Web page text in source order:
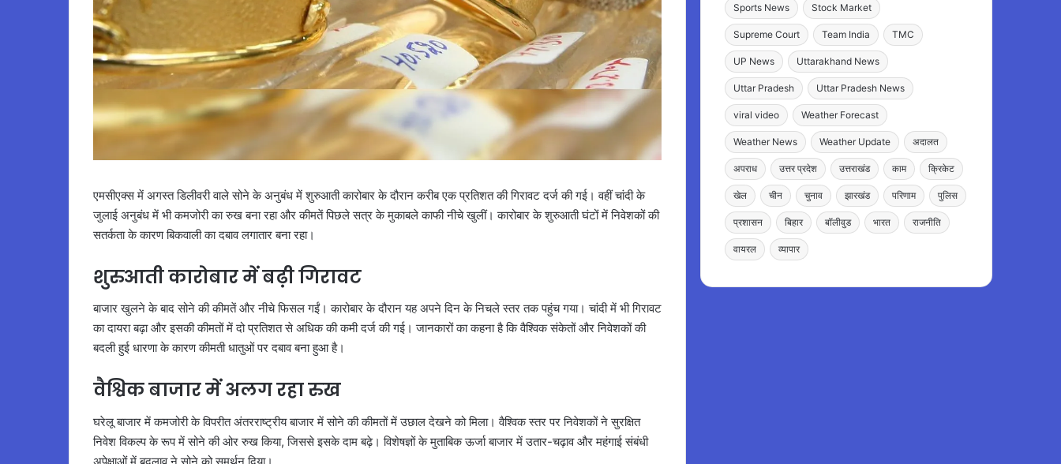
एमसीएक्स में अगस्त डिलीवरी वाले सोने के अनुबंध में शुरुआती कारोबार के दौरान करीब एक प्रतिशत की गिरावट दर्ज की गई। वहीं चांदी के
जुलाई अनुबंध में भी कमजोरी का रुख बना रहा और कीमतें पिछले सत्र के मुकाबले काफी नीचे खुलीं। कारोबार के शुरुआती घंटों में निवेशकों की
सतर्कता के कारण बिकवाली का दबाव लगातार बना रहा।
शुरुआती कारोबार में बढ़ी गिरावट
बाजार खुलने के बाद सोने की कीमतें और नीचे फिसल गईं। कारोबार के दौरान यह अपने दिन के निचले स्तर तक पहुंच गया। चांदी में भी गिरावट
का दायरा बढ़ा और इसकी कीमतों में दो प्रतिशत से अधिक की कमी दर्ज की गई। जानकारों का कहना है कि वैश्विक संकेतों और निवेशकों की
बदली हुई धारणा के कारण कीमती धातुओं पर दबाव बना हुआ है।
वैश्विक बाजार में अलग रहा रुख
घरेलू बाजार में कमजोरी के विपरीत अंतरराष्ट्रीय बाजार में सोने की कीमतों में उछाल देखने को मिला। वैश्विक स्तर पर निवेशकों ने सुरक्षित
निवेश विकल्प के रूप में सोने की ओर रुख किया, जिससे इसके दाम बढ़े। विशेषज्ञों के मुताबिक ऊर्जा बाजार में उतार-चढ़ाव और महंगाई संबंधी
Sports News Stock Market
Supreme Court Team India TMC
UP News Uttarakhand News
Uttar Pradesh Uttar Pradesh News
viral video Weather Forecast
Weather News Weather Update अदालत
अपराध उत्तर प्रदेश उत्तराखंड काम क्रिकेट
खेल चीन चुनाव झारखंड परिणाम पुलिस
प्रशासन बिहार बॉलीवुड भारत राजनीति
वायरल व्यापार